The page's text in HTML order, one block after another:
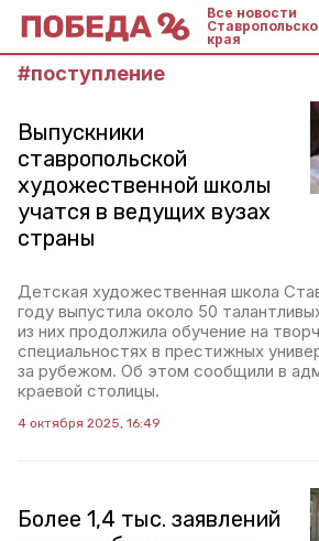
Все новости
края
#поступление
Выпускники
ставропольской
художественной школы
учатся в ведущих вузах
страны
Детская художественная школа
году выпустила около 50
из них продолжила обучение на
специальностях в престижных
за рубежом. Об этом сообщили в
краевой столицы.
4 октября 2025, 16:49
Более 1,4 тыс. заявлений